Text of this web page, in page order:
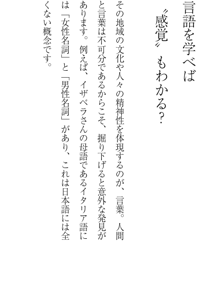
言語を学べば
〝感覚〟もわかる？
そ
の
地
域
の
文
化
や
人
々
の
精
神
性
を
体
現
す
る
の
が
、
言
葉
。
人
間
と
言
葉
は
不
可
分
で
あ
る
か
ら
こ
そ
、
掘
り
下
げ
る
と
意
外
な
発
見
が
あ
り
ま
す
。
例
え
ば
、
イ
ザ
ベ
ラ
さ
ん
の
母
語
で
あ
る
イ
タ
リ
ア
語
に
は
「
女
性
名
詞
」
と
「
男
性
名
詞
」
が
あ
り
、
こ
れ
は
日
本
語
に
は
全
く
な
い
概
念
で
す
。